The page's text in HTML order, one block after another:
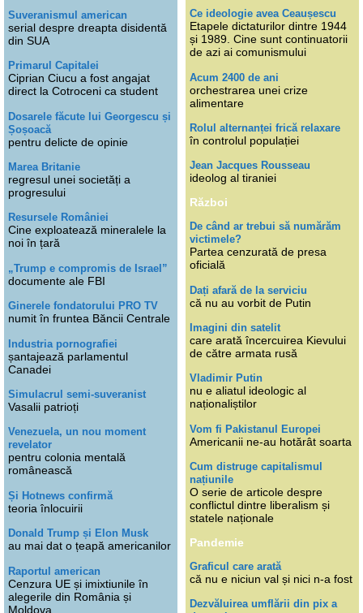
Suveranismul american
serial despre dreapta disidentă
din SUA
Primarul Capitalei
Ciprian Ciucu a fost angajat
direct la Cotroceni ca student
Dosarele făcute lui Georgescu și
Șoșoacă
pentru delicte de opinie
Marea Britanie
regresul unei societăți a
progresului
Resursele României
Cine exploatează mineralele la
noi în țară
„Trump e compromis de Israel”
documente ale FBI
Ginerele fondatorului PRO TV
numit în fruntea Băncii Centrale
Industria pornografiei
șantajează parlamentul
Canadei
Simulacrul semi-suveranist
Vasalii patrioți
Venezuela, un nou moment
revelator
pentru colonia mentală
românească
Și Hotnews confirmă
teoria înlocuirii
Donald Trump și Elon Musk
au mai dat o țeapă americanilor
Raportul american
Cenzura UE și imixtiunile în
alegerile din România și
Moldova
Ce ideologie avea Ceaușescu
Etapele dictaturilor dintre 1944
și 1989. Cine sunt continuatorii
de azi ai comunismului
Acum 2400 de ani
orchestrarea unei crize
alimentare
Rolul alternanței frică relaxare
în controlul populației
Jean Jacques Rousseau
ideolog al tiraniei
Război
De când ar trebui să numărăm
victimele?
Partea cenzurată de presa
oficială
Dați afară de la serviciu
că nu au vorbit de Putin
Imagini din satelit
care arată încercuirea Kievului
de către armata rusă
Vladimir Putin
nu e aliatul ideologic al
naționaliștilor
Vom fi Pakistanul Europei
Americanii ne-au hotărât soarta
Cum distruge capitalismul
națiunile
O serie de articole despre
conflictul dintre liberalism și
statele naționale
Pandemie
Graficul care arată
că nu e niciun val și nici n-a fost
Dezvăluirea umflării din pix a